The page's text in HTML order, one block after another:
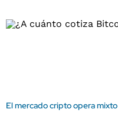
El mercado cripto opera mixto